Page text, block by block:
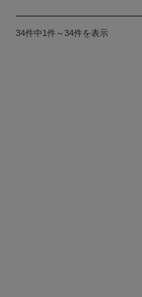
34件中1件～34件を表示